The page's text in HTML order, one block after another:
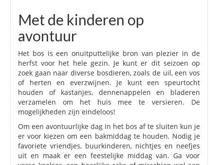
Met de kinderen op
avontuur
Het bos is een onuitputtelijke bron van plezier in de
herfst voor het hele gezin. Je kunt er dit seizoen op
zoek gaan naar diverse bosdieren, zoals de uil, een vos
of herten en everzwijnen. Je kunt een speurtocht
houden of kastanjes, dennenappelen en bladeren
verzamelen om het huis mee te versieren. De
mogelijkheden zijn eindeloos!
Om een avontuurlijke dag in het bos af te sluiten kun je
er voor kiezen om een bakmiddag te houden. Nodig je
favoriete vriendjes, buurkinderen, nichtjes en neefjes
uit en maak er een feestelijke middag van. Ga voor